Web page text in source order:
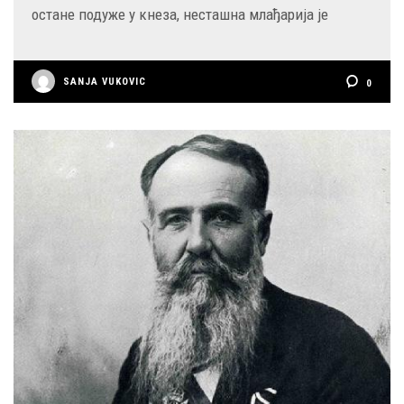
остане подуже у кнеза, несташна млађарија је
SANJA VUKOVIC 0